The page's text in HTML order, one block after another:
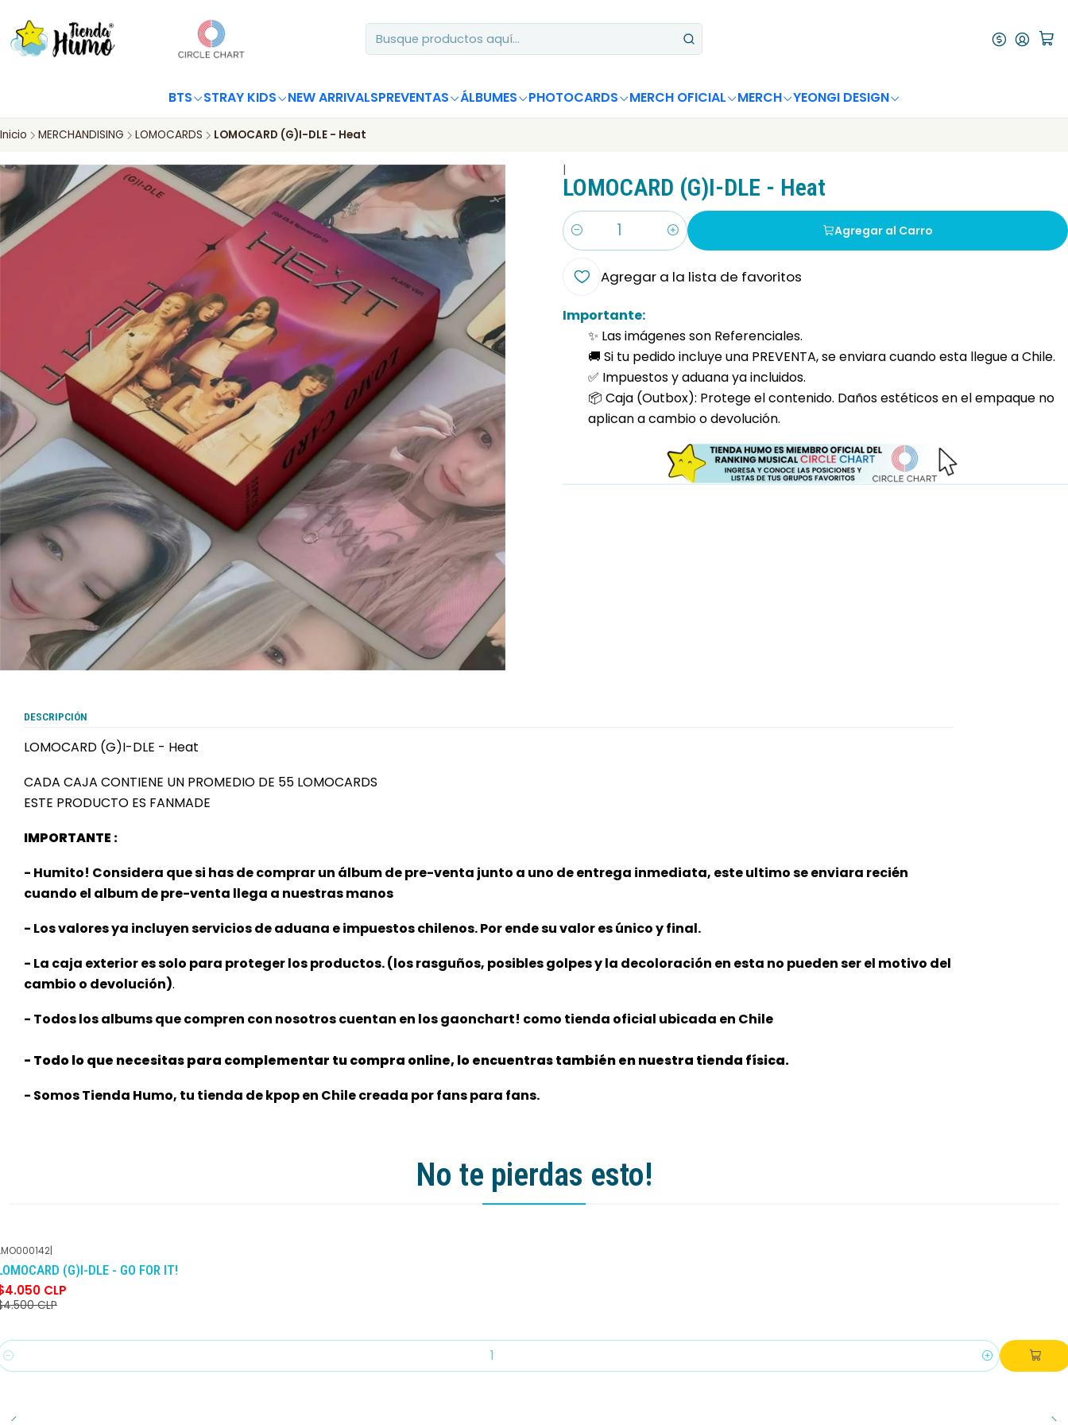
BTS STRAY KIDS NEW ARRIVALSPREVENTAS ÁLBUMES PHOTOCARDS MERCH OFICIAL MERCH YEONGI DESIGN
Inicio MERCHANDISING LOMOCARDS LOMOCARD (G)I-DLE - Heat
|
LOMOCARD (G)I-DLE - Heat
Cantidad
Agregar al Carro
Agregar a la lista de favoritos
Importante:
✨ Las imágenes son Referenciales.
🚚 Si tu pedido incluye una PREVENTA, se enviara cuando esta llegue a Chile.
✅ Impuestos y aduana ya incluidos.
📦 Caja (Outbox): Protege el contenido. Daños estéticos en el empaque no
aplican a cambio o devolución.
DESCRIPCIÓN
LOMOCARD (G)I-DLE - Heat
CADA CAJA CONTIENE UN PROMEDIO DE 55 LOMOCARDS
ESTE PRODUCTO ES FANMADE
IMPORTANTE :
- Humito! Considera que si has de comprar un álbum de pre-venta junto a uno de entrega inmediata, este ultimo se enviara recién
cuando el album de pre-venta llega a nuestras manos
- Los valores ya incluyen servicios de aduana e impuestos chilenos. Por ende su valor es único y final.
- La caja exterior es solo para proteger los productos. (los rasguños, posibles golpes y la decoloración en esta no pueden ser el motivo del
cambio o devolución).
- Todos los albums que compren con nosotros cuentan en los gaonchart! como tienda oficial ubicada en Chile
- Todo lo que necesitas para complementar tu compra online, lo encuentras también en nuestra tienda física.
- Somos Tienda Humo, tu tienda de kpop en Chile creada por fans para fans.
No te pierdas esto!
-10% DCTO
|
(G)I-DLE - GO FOR IT!
CLP
CLP